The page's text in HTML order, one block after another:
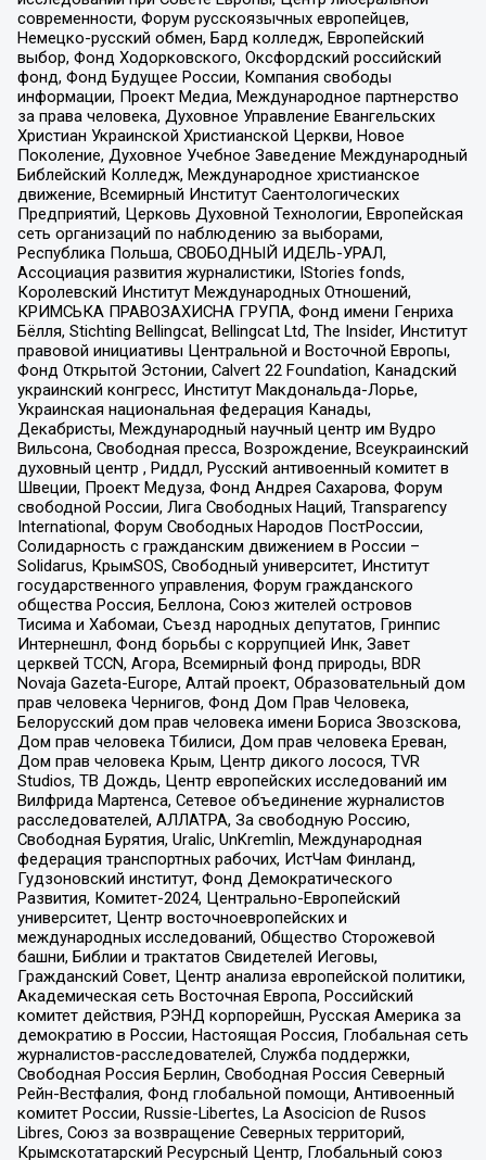
современности, Форум русскоязычных европейцев,
Немецко-русский обмен, Бард колледж, Европейский
выбор, Фонд Ходорковского, Оксфордский российский
фонд, Фонд Будущее России, Компания свободы
информации, Проект Медиа, Международное партнерство
за права человека, Духовное Управление Евангельских
Христиан Украинской Христианской Церкви, Новое
Поколение, Духовное Учебное Заведение Международный
Библейский Колледж, Международное христианское
движение, Всемирный Институт Саентологических
Предприятий, Церковь Духовной Технологии, Европейская
сеть организаций по наблюдению за выборами,
Республика Польша, СВОБОДНЫЙ ИДЕЛЬ-УРАЛ,
Ассоциация развития журналистики, IStories fonds,
Королевский Институт Международных Отношений,
КРИМСЬКА ПРАВОЗАХИСНА ГРУПА, Фонд имени Генриха
Бёлля, Stichting Bellingcat, Bellingcat Ltd, The Insider, Институт
правовой инициативы Центральной и Восточной Европы,
Фонд Открытой Эстонии, Calvert 22 Foundation, Канадский
украинский конгресс, Институт Макдональда-Лорье,
Украинская национальная федерация Канады,
Декабристы, Международный научный центр им Вудро
Вильсона, Свободная пресса, Возрождение, Всеукраинский
духовный центр , Риддл, Русский антивоенный комитет в
Швеции, Проект Медуза, Фонд Андрея Сахарова, Форум
свободной России, Лига Свободных Наций, Transparеncy
International, Форум Свободных Народов ПостРоссии,
Солидарность с гражданским движением в России –
Solidarus, КрымSOS, Свободный университет, Институт
государственного управления, Форум гражданского
общества Россия, Беллона, Союз жителей островов
Тисима и Хабомаи, Съезд народных депутатов, Гринпис
Интернешнл, Фонд борьбы с коррупцией Инк, Завет
церквей TCCN, Агора, Всемирный фонд природы, BDR
Novaja Gazeta-Europe, Алтай проект, Образовательный дом
прав человека Чернигов, Фонд Дом Прав Человека,
Белорусский дом прав человека имени Бориса Звозскова,
Дом прав человека Тбилиси, Дом прав человека Ереван,
Дом прав человека Крым, Центр дикого лосося, TVR
Studios, ТВ Дождь, Центр европейских исследований им
Вилфрида Мартенса, Сетевое объединение журналистов
расследователей, АЛЛАТРА, За свободную Россию,
Свободная Бурятия, Uralic, UnKremlin, Международная
федерация транспортных рабочих, ИстЧам Финланд,
Гудзоновский институт, Фонд Демократического
Развития, Комитет-2024, Центрально-Европейский
университет, Центр восточноевропейских и
международных исследований, Общество Сторожевой
башни, Библии и трактатов Свидетелей Иеговы,
Гражданский Совет, Центр анализа европейской политики,
Академическая сеть Восточная Европа, Российский
комитет действия, РЭНД корпорейшн, Русская Америка за
демократию в России, Настоящая Россия, Глобальная сеть
журналистов-расследователей, Служба поддержки,
Свободная Россия Берлин, Свободная Россия Северный
Рейн-Вестфалия, Фонд глобальной помощи, Антивоенный
комитет России, Russie-Libertes, La Asocicion de Rusos
Libres, Союз за возвращение Северных территорий,
Крымскотатарский Ресурсный Центр, Глобальный союз